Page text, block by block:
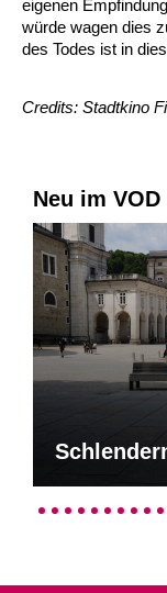
eigenen
würde wagen dies
des Todes ist in
Credits: Stadtkino
Neu im VOD